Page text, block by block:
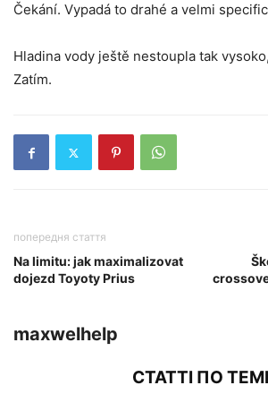
Čekání. Vypadá to drahé a velmi
Hladina vody ještě nestoupla tak
Zatím.
попередня стаття
Na limitu: jak maximalizovat
dojezd Toyoty Prius
maxwelhelp
СТАТТІ ПО ТЕМІ